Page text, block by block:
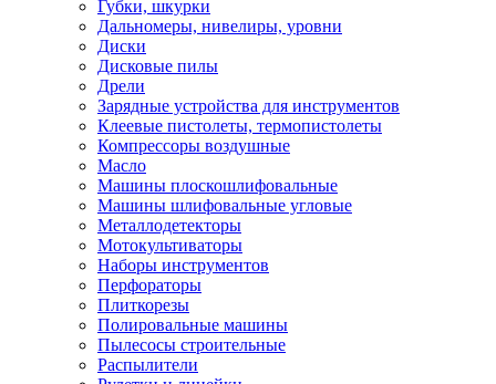
Губки, шкурки
Дальномеры, нивелиры, уровни
Диски
Дисковые пилы
Дрели
Зарядные устройства для инструментов
Клеевые пистолеты, термопистолеты
Компрессоры воздушные
Масло
Машины плоскошлифовальные
Машины шлифовальные угловые
Металлодетекторы
Мотокультиваторы
Наборы инструментов
Перфораторы
Плиткорезы
Полировальные машины
Пылесосы строительные
Распылители